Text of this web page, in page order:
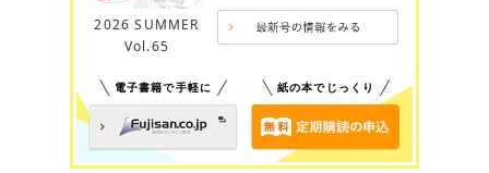
2026 SUMMER
Vol.65
電子書籍で手軽に 紙の本でじっくり